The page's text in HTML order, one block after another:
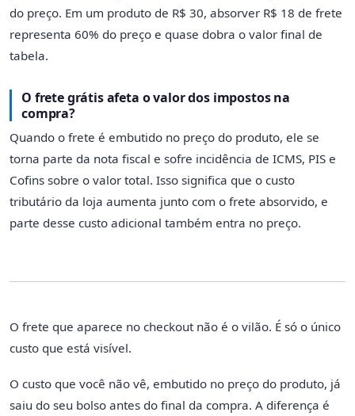
do preço. Em um produto de R$ 30, absorver R$ 18 de frete
representa 60% do preço e quase dobra o valor final de
tabela.
O frete grátis afeta o valor dos impostos na
compra?
Quando o frete é embutido no preço do produto, ele se
torna parte da nota fiscal e sofre incidência de ICMS, PIS e
Cofins sobre o valor total. Isso significa que o custo
tributário da loja aumenta junto com o frete absorvido, e
parte desse custo adicional também entra no preço.
O frete que aparece no checkout não é o vilão. É só o único
custo que está visível.
O custo que você não vê, embutido no preço do produto, já
saiu do seu bolso antes do final da compra. A diferença é